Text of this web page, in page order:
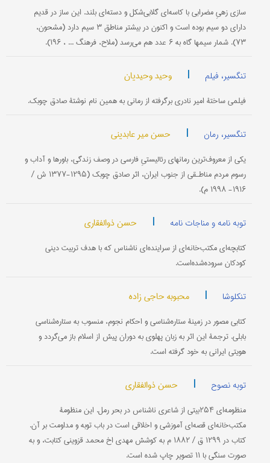
سازی زهیِ مضرابی با کاسه‌ای گلابی‌شکل و دسته‌ای بلند. این ساز در قدیم
دارای دو سیم بوده است و اکنون در بیشتر مناطق ۳ سیم دارد (مشحون،
۷۳). شمار سیمها گاه به ۶ عدد هم می‌رسد (ملاح، فرهنگ ... ، ۱۹۶).
تنگسیر، فیلم | وحید وحیدیان
فیلمی ساختۀ امیر نادری برگرفته از رمانی به همین نام نوشتۀ صادق چوبک.
تنگسیر، رمان | حسن میر عابدینی
یکی از معروف‌ترین رمانهای رئالیستیِ فارسی در وصف زندگی، باورها و آداب و
رسوم مردم مناطـقی از جنوب ایران، اثر صادق چوبک (۱۲۹۵-۱۳۷۷ ش /
۱۹۱۶- ۱۹۹۸ م).
توبه نامه و مناجات نامه | حسن ذوالفقاری
کتابچه‌ای مکتب‌خانه‌ای از سراینده‌ای ناشناس که با هدف تربیت دینی
کودکان سروده‌شده‌است.
تنکلوشا | محبوبه حاجی زاده
کتابی مصور در زمینۀ ستاره‌شناسی و احکام نجوم، منسوب به ستاره‌شناسی
بابلی. ترجمۀ این اثر به زبان پهلوی به دوران پیش از اسلام باز می‌گردد و
هویتی ایرانی به خود گرفته است.
توبه نصوح | حسن ذوالفقاری
منظومه‌ای ۲۵۴بیتی از شاعری ناشناس در بحر رمل. این منظومۀ
مکتب‌خانه‌ای قصه‌ای آموزشی و اخلاقی است در باب توبه و مداومت بر آن.
کتاب در ۱۲۹۹ ق / ۱۸۸۲ م به کوشش مهدی اخ محمد قزوینی کتابت، و به
صورت سنگی با ۱۱ تصویر چاپ شده است.